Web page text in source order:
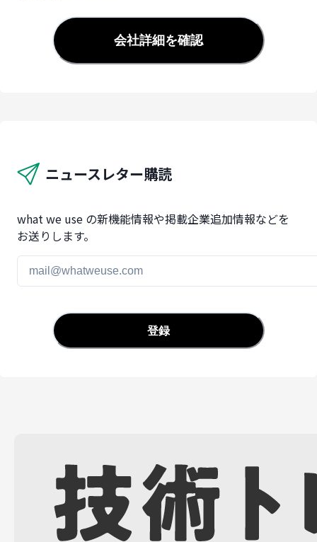
会社詳細を確認
ニュースレター購読
what we use の新機能情報や掲載企業追加情報などを
お送りします。
登録